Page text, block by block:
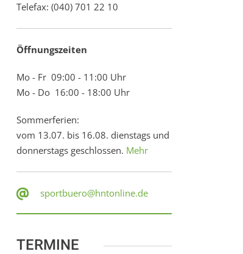
Telefax: (040) 701 22 10
Öffnungszeiten
Mo - Fr 09:00 - 11:00 Uhr
Mo - Do 16:00 - 18:00 Uhr
Sommerferien:
vom 13.07. bis 16.08. dienstags und
donnerstags geschlossen. Mehr
sportbuero@hntonline.de
TERMINE